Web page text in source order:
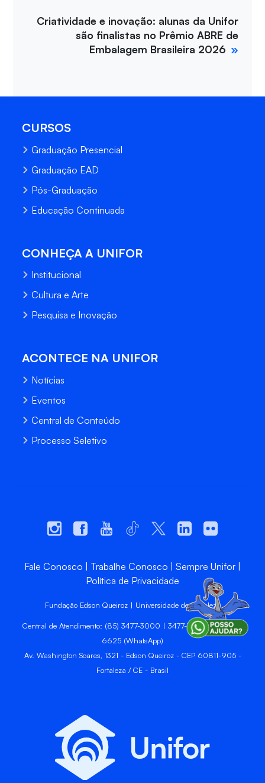
Criatividade e inovação: alunas da Unifor
são finalistas no Prêmio ABRE de
Embalagem Brasileira 2026
CURSOS
Graduação Presencial
Graduação EAD
Pós-Graduação
Educação Continuada
CONHEÇA A UNIFOR
Institucional
Cultura e Arte
Pesquisa e Inovação
ACONTECE NA UNIFOR
Notícias
Eventos
Central de Conteúdo
Processo Seletivo
Fale Conosco Trabalhe Conosco
Sempre Unifor
Política de Privacidade
Fundação Edson Queiroz | Universidade de Fortaleza
Central de Atendimento: (85) 3477-3000 | 3477-3400 | 99246-
6625 (WhatsApp)
Av. Washington Soares, 1321 - Edson Queiroz - CEP 60811-905 -
Fortaleza / CE - Brasil